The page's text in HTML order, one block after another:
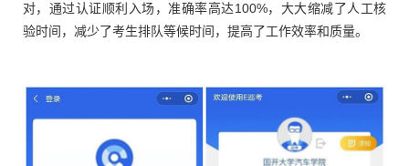
对，通过认证顺利入场，准确率高达100%，大大缩减了人工核
验时间，减少了考生排队等候时间，提高了工作效率和质量。